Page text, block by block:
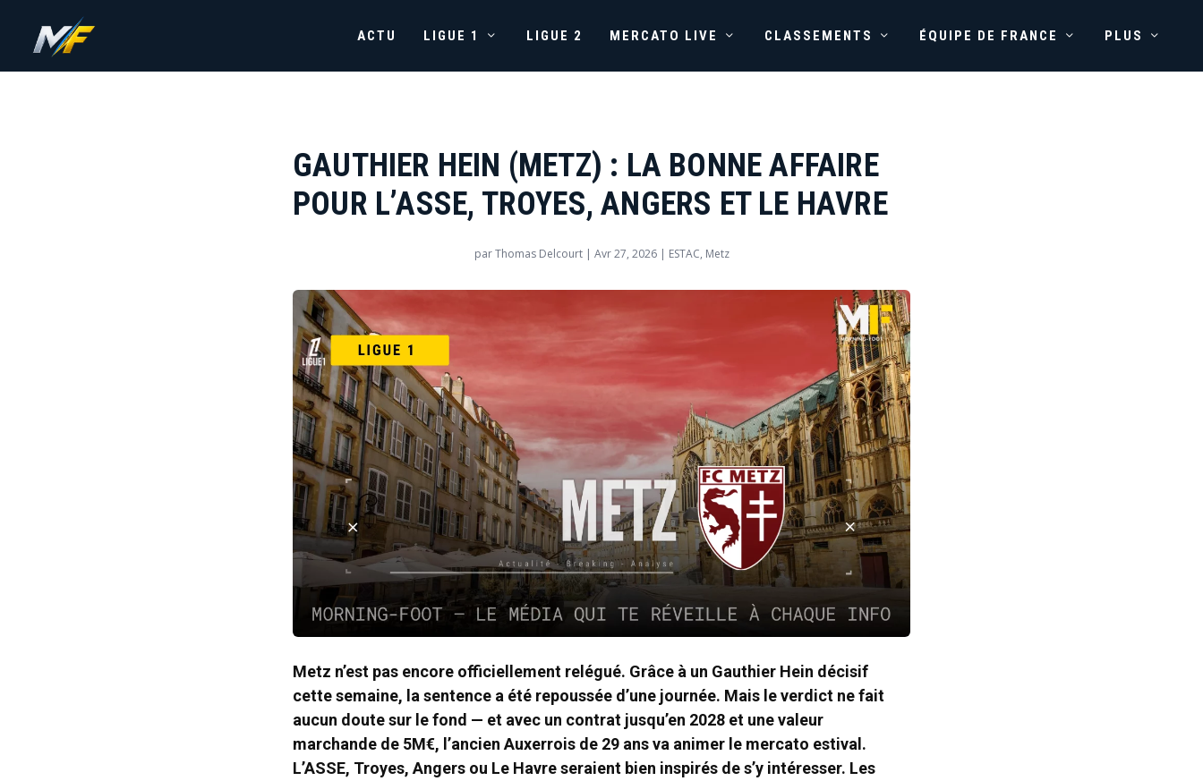
ACTU LIGUE 1 LIGUE 2 MERCATO LIVE CLASSEMENTS ÉQUIPE DE FRANCE PLUS
GAUTHIER HEIN (METZ) : LA BONNE AFFAIRE
POUR L’ASSE, TROYES, ANGERS ET LE HAVRE
parThomas Delcourt| Avr 27, 2026| ESTAC, Metz
Metz n’est pas encore officiellement relégué. Grâce à un Gauthier Hein décisif
cette semaine, la sentence a été repoussée d’une journée. Mais le verdict ne fait
aucun doute sur le fond — et avec un contrat jusqu’en 2028 et une valeur
marchande de 5M€, l’ancien Auxerrois de 29 ans va animer le mercato estival.
L’ASSE, Troyes, Angers ou Le Havre seraient bien inspirés de s’y intéresser. Les